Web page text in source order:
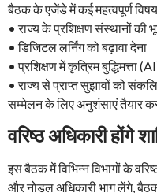
बैठक के एजेंडे में कई महत्वपूर्ण
• राज्य के प्रशिक्षण संस्थानों की
• डिजिटल लर्निंग को बढ़ावा देना
• प्रशिक्षण में कृत्रिम बुद्धिमत्ता
• राज्य से प्राप्त सुझावों को
सम्मेलन के लिए अनुशंसाएं तैयार
वरिष्ठ अधिकारी होंगे
इस बैठक में विभिन्न विभागों के
और नोडल अधिकारी भाग लेंगे, बैठक